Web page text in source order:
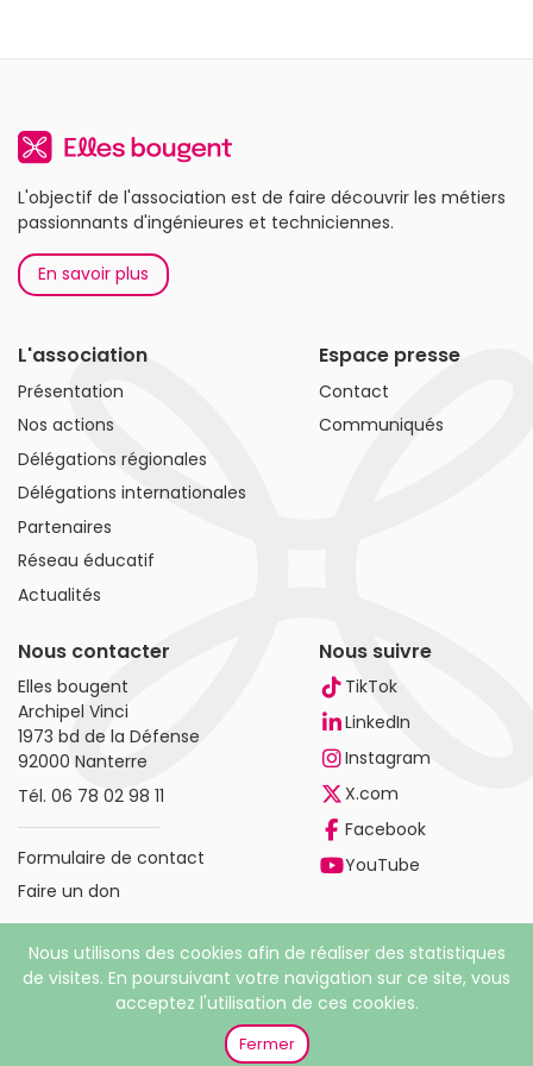
L'objectif de l'association est de faire découvrir les métiers
passionnants d'ingénieures et techniciennes.
En savoir plus
L'association
Présentation
Nos actions
Délégations régionales
Délégations internationales
Partenaires
Réseau éducatif
Actualités
Espace presse
Contact
Communiqués
Nous contacter
Elles bougent
Archipel Vinci
1973 bd de la Défense
92000 Nanterre
Tél. 06 78 02 98 11
Formulaire de contact
Faire un don
Nous suivre
TikTok
LinkedIn
Instagram
X.com
Facebook
YouTube
© 2026 Elles bougent. Tous droits réservés |Mentions
Politique de confidentialité
Nous utilisons des cookies afin de réaliser des statistiques
de visites. En poursuivant votre navigation sur ce site, vous
acceptez l'utilisation de ces cookies.
Fermer